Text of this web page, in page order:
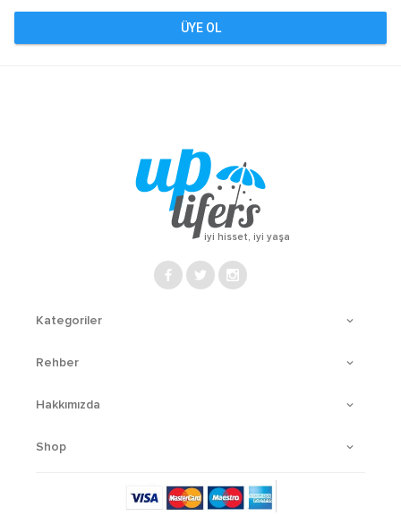
ÜYE OL
iyi hisset, iyi yaşa
Kategoriler
Rehber
Hakkımızda
Shop